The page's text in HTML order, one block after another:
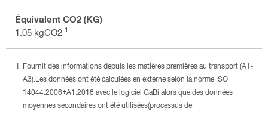
Équivalent CO2 (KG)
1.05 kgCO2 1
Fournit des informations depuis les matières premières au transport (A1-
A3).Les données ont été calculées en externe selon la norme ISO
14044:2006+A1:2018 avec le logiciel GaBi alors que des données
moyennes secondaires ont été utilisées(processus de